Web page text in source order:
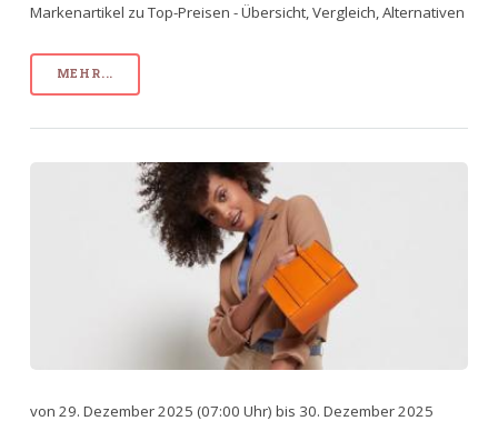
Markenartikel zu Top-Preisen - Übersicht, Vergleich, Alternativen
MEHR...
von 29. Dezember 2025 (07:00 Uhr) bis 30. Dezember 2025